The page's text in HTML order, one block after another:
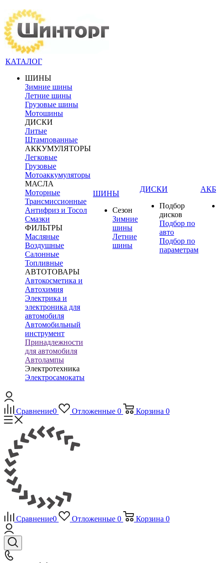
КАТАЛОГ
ШИНЫ
Зимние шины
Летние шины
Грузовые шины
Мотошины
ДИСКИ
Литые
Штампованные
АККУМУЛЯТОРЫ
Легковые
Грузовые
Мотоаккумуляторы
МАСЛА
Моторные
Трансмиссионные
Антифриз и Тосол
Смазки
ФИЛЬТРЫ
Масляные
Воздушные
Салонные
Топливные
АВТОТОВАРЫ
Автокосметика и
Автохимия
Электрика и
электроника для
автомобиля
Автомобильный
инструмент
Принадлежности
для автомобиля
Автолампы
Электротехника
Электросамокаты
ШИНЫ
Сезон
Зимние
шины
Летние
шины
ДИСКИ
Подбор
дисков
Подбор по
авто
Подбор по
параметрам
АКБ
Сравнение0 Отложенные 0 Корзина 0
Сравнение0 Отложенные 0 Корзина 0